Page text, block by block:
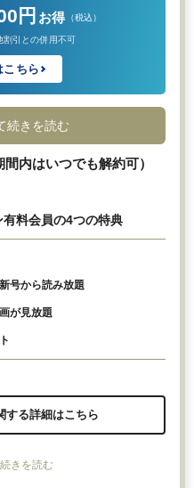
円 お得 （税込）
引との併用不可
こちら
続きを読む
内はいつでも解約可）
料会員の4つの特典
号から読み放題
が見放題
する詳細はこちら
きを読む